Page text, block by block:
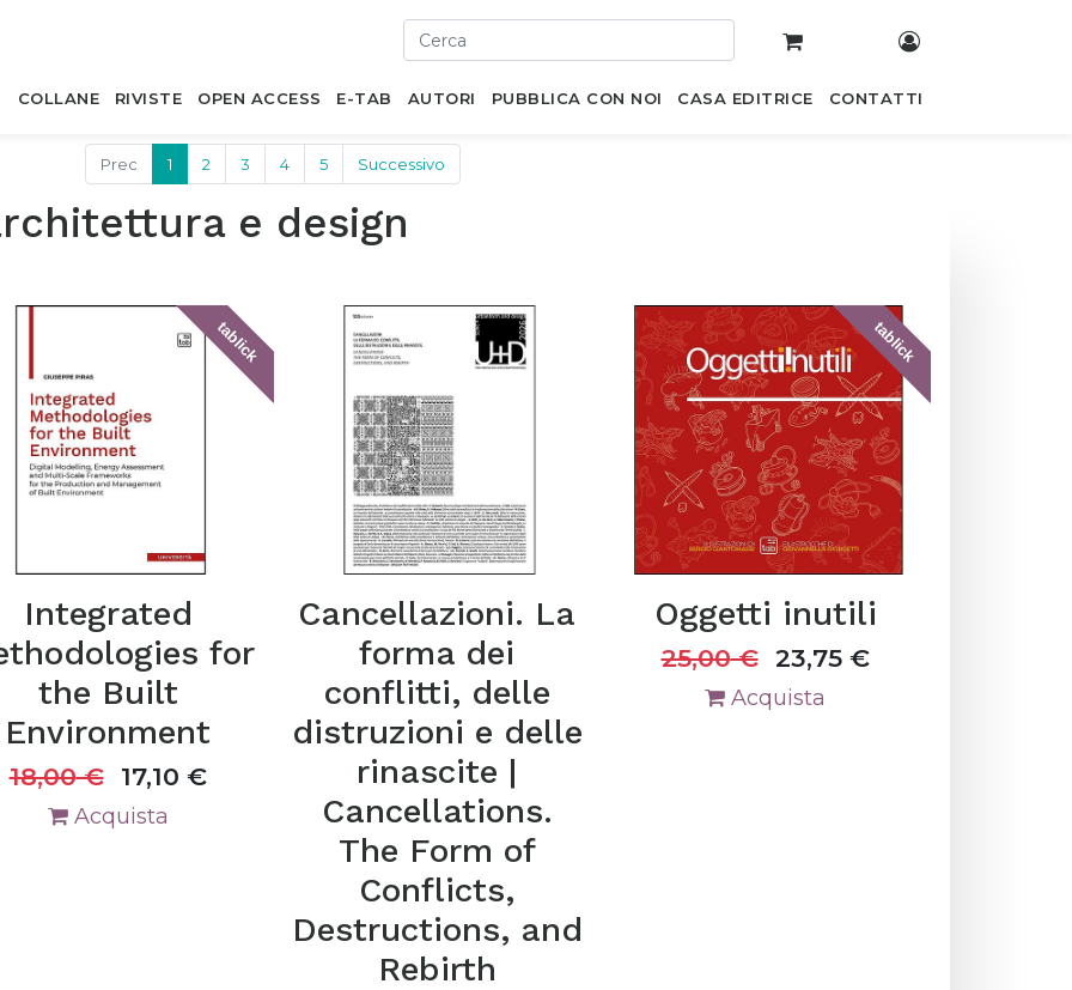
COLLANE RIVISTE OPEN ACCESS E-TAB AUTORI PUBBLICA CON NOI CASA EDITRICE CONTATTI
Prec 1 2 3 4 5 Successivo
e design
tablick
Integrated
for
the Built
Environment
18,00€ 17,10 €
Acquista
Cancellazioni. La
forma dei
conflitti, delle
distruzioni e delle
rinascite |
Cancellations.
The Form of
Conflicts,
Destructions, and
Rebirth
tablick
Oggetti inutili
25,00€ 23,75€
Acquista